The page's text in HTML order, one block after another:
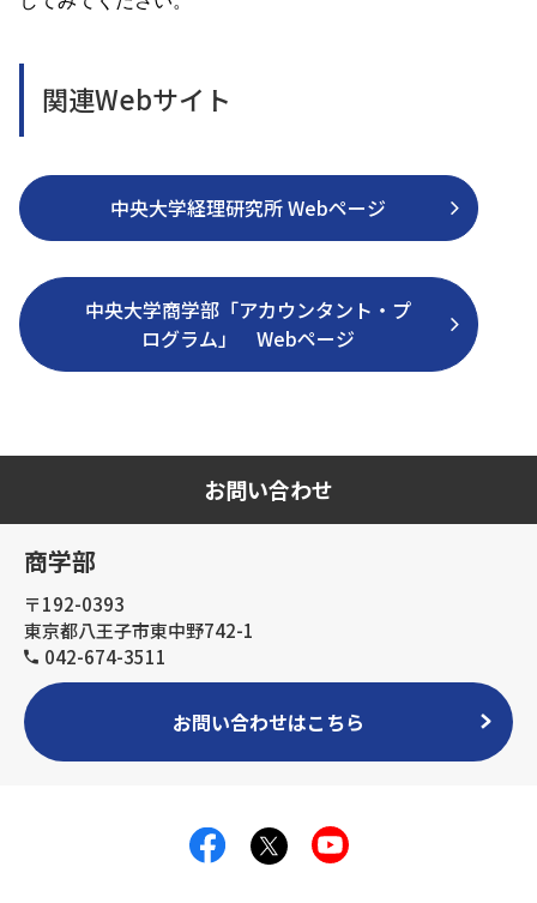
関連Webサイト
中央大学経理研究所 Webページ
中央大学商学部「アカウンタント・プ
ログラム」 Webページ
お問い合わせ
商学部
〒192-0393
東京都八王子市東中野742-1
042-674-3511
お問い合わせはこちら